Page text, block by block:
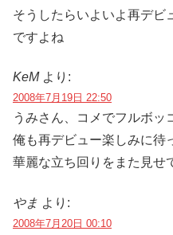
そうしたらいよいよ再デビ
ですよね
KeM より:
2008年7月19日 22:50
うみさん、コメでフルボッ
俺も再デビュー楽しみに待
華麗な立ち回りをまた見せ
やま より:
2008年7月20日 00:10